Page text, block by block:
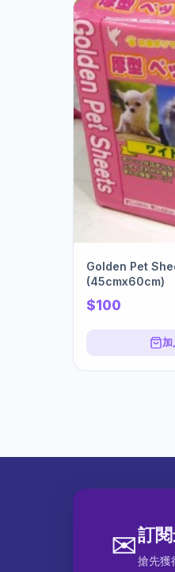
Golden Pet
(45cmx60cm)
$100
✉訂
搶先獲